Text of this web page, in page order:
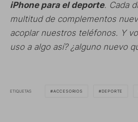
iPhone para el deporte. Cada
multitud de complementos
acoplar nuestros teléfonos. Y
uso a algo así? ¿alguno nuevo
ETIQUETAS ACCESORIOS DEPORTE